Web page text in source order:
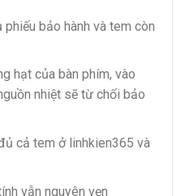
bảo hành và tem còn
hạt của bàn phím, vào
nhiệt sẽ từ chối bảo
cả tem ở linhkien365 và
vẫn nguyên vẹn